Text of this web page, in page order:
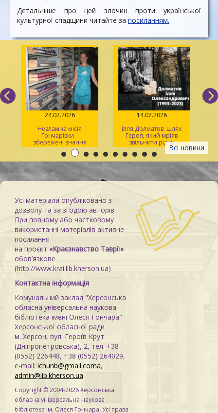
Детальніше про цей злочин проти української
культурної спадщини читайте за посиланням.
Всі новини
24.07.2026
Незламна місія
Гончарівки –
збережені знання
14.07.2026
Ілля Долматов: шлях
Героя, який мріяв
звільнити рідну
Каховку
Усі матеріали опубліковано з
дозволу та за згодою авторів.
При повному або частковому
використанні матеріалів активне
посилання
на проєкт «Краєзнавство Таврії»
обов’язкове
(http://www.krai.lib.kherson.ua)
Контактна інформація
Комунальний заклад "Херсонська
обласна універсальна наукова
бібліотека імені Олеся Гончара"
Херсонської обласної ради
м. Херсон, вул. Героїв Крут
(Дніпропетровська), 2, тел. +38
(0552) 226448, +38 (0552) 264029,
e-mail: ichunb@gmail.coma,
admin@lib.kherson.ua
Copyright © 2004-2026 Херсонська
обласна універсальна наукова
бібліотека ім. Олеся Гончара. Усі права